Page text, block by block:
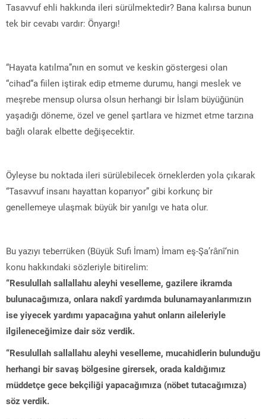
Tasavvuf ehli hakkında ileri sürülmektedir? Bana kalırsa bunun
tek bir cevabı vardır: Önyargı!
“Hayata katılma”nın en somut ve keskin göstergesi olan
“cihad“a fiilen iştirak edip etmeme durumu, hangi meslek ve
meşrebe mensup olursa olsun herhangi bir İslam büyüğünün
yaşadığı döneme, özel ve genel şartlara ve hizmet etme tarzına
bağlı olarak elbette değişecektir.
Öyleyse bu noktada ileri sürülebilecek örneklerden yola çıkarak
“Tasavvuf insanı hayattan koparıyor” gibi korkunç bir
genellemeye ulaşmak büyük bir yanılgı ve hata olur.
Bu yazıyı teberrüken (Büyük Sufi İmam) İmam eş-Şa’rânî‘nin
konu hakkındaki sözleriyle bitirelim:
“Resulullah sallallahu aleyhi veselleme, gazilere ikramda
bulunacağımıza, onlara nakdî yardımda bulunamayanlarımızın
ise yiyecek yardımı yapacağına yahut onların aileleriyle
ilgileneceğimize dair söz verdik.
“Resulullah sallallahu aleyhi veselleme, mucahidlerin bulunduğu
herhangi bir savaş bölgesine girersek, orada kaldığımız
müddetçe gece bekçiliği yapacağımıza (nöbet tutacağımıza)
söz verdik.